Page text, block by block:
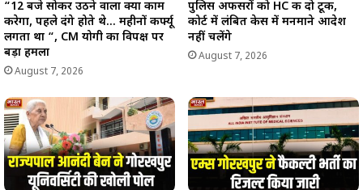
“12 बजे सोकर उठने वाला क्या काम
करेगा, पहले दंगे होते थे… महीनों कर्फ्यू
लगता था “, CM योगी का विपक्ष पर
बड़ा हमला
August 7, 2026
पुलिस अफसरों को HC की दो टूक,
कोर्ट में लंबित केस में मनमाने आदेश
नहीं चलेंगे
August 7, 2026